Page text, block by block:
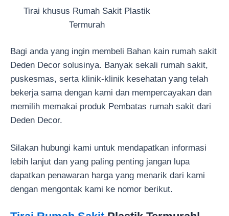
Tirai khusus Rumah Sakit Plastik
Termurah
Bagi anda yang ingin membeli Bahan kain rumah sakit
Deden Decor solusinya. Banyak sekali rumah sakit,
puskesmas, serta klinik-klinik kesehatan yang telah
bekerja sama dengan kami dan mempercayakan dan
memilih memakai produk Pembatas rumah sakit dari
Deden Decor.
Silakan hubungi kami untuk mendapatkan informasi
lebih lanjut dan yang paling penting jangan lupa
dapatkan penawaran harga yang menarik dari kami
dengan mengontak kami ke nomor berikut.